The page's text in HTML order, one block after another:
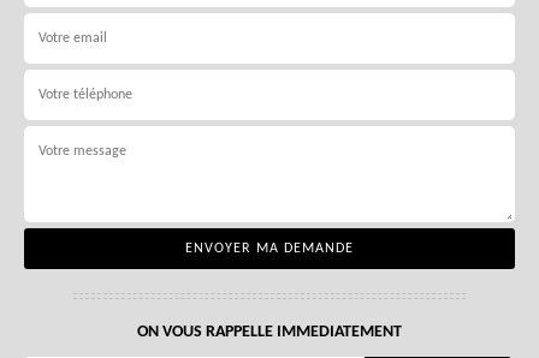
ON VOUS RAPPELLE IMMEDIATEMENT